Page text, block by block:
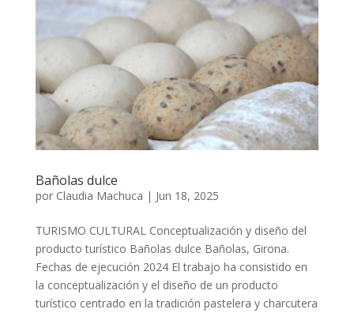
Bañolas dulce
por Claudia Machuca | Jun 18, 2025
TURISMO CULTURAL Conceptualización y diseño del
producto turístico Bañolas dulce Bañolas, Girona.
Fechas de ejecución 2024 El trabajo ha consistido en
la conceptualización y el diseño de un producto
turístico centrado en la tradición pastelera y charcutera